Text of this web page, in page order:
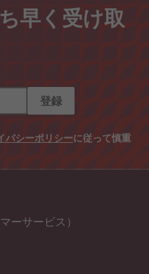
早く受け取
登録
バシーポリシーに従って慎重
ーサービス）